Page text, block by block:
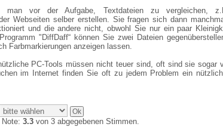
man vor der Aufgabe, Textdateien zu vergleichen,
Webseiten selber erstellen. Sie fragen sich dann
und die andere nicht, obwohl Sie nur ein paar
"DiffDaff“ können Sie zwei Dateien
Farbmarkierungen anzeigen lassen.
PC-Tools müssen nicht teuer sind, oft sind sie sogar
im Internet finden Sie oft zu jedem Problem ein
3.3 von 3 abgegebenen Stimmen.